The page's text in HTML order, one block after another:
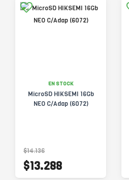
EN STOCK
MicroSD HIKSEMI 16Gb
NEO C/Adap (6072)
$14.136
$13.288